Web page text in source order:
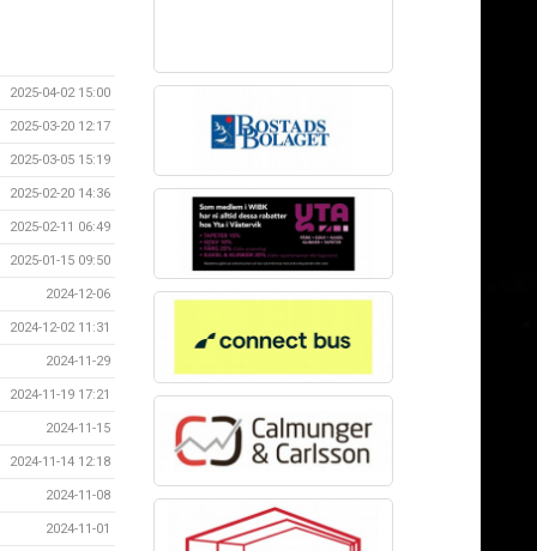
2025-04-02 15:00
2025-03-20 12:17
2025-03-05 15:19
2025-02-20 14:36
2025-02-11 06:49
2025-01-15 09:50
2024-12-06
2024-12-02 11:31
2024-11-29
2024-11-19 17:21
2024-11-15
2024-11-14 12:18
2024-11-08
2024-11-01